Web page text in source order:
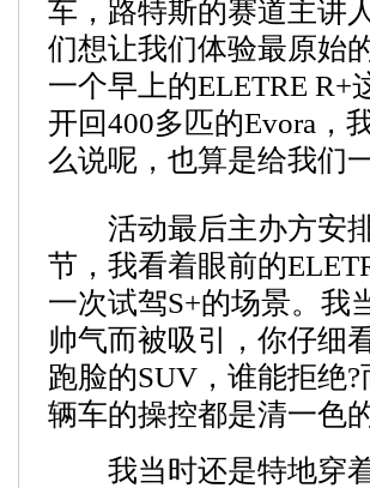
车，路特斯的赛道主讲
们想让我们体验最原始
一个早上的ELETRE R+
开回400多匹的Evora，
么说呢，也算是给我们
活动最后主办方安排
节，我看着眼前的
一次试驾S+的场景。我
帅气而被吸引，你仔细
跑脸的SUV，谁能拒绝
辆车的操控都是清一色
我当时还是特地穿着